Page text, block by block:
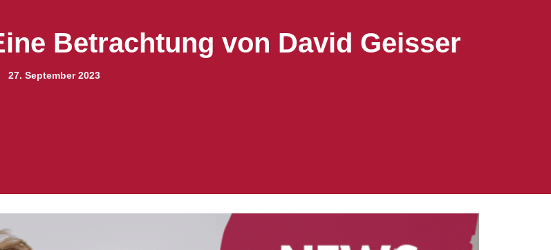
Betrachtung von David Geisser
27. September 2023